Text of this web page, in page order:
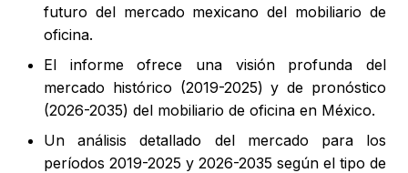
futuro del mercado mexicano del mobiliario de
oficina.
El informe ofrece una visión profunda del
mercado histórico (2019-2025) y de pronóstico
(2026-2035) del mobiliario de oficina en México.
Un análisis detallado del mercado para los
períodos 2019-2025 y 2026-2035 según el tipo de